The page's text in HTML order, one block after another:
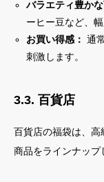
バラエティ豊かな
ーヒー豆など、
お買い得感： 通
刺激します。
3.3. 百貨店
百貨店の福袋は、
商品をラインナップ